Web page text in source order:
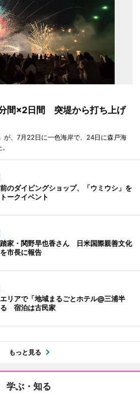
間×2日間 突堤から打ち上げ
が、7月22日に一色海岸で、24日に森戸海
のダイビングショップ、「ウミウシ」を
ークイベント
家・関野早也香さん 日米国際親善文化
市長に報告
リアで「地域まるごとホテル@三浦半
宿泊は古民家
もっと見る
学ぶ・知る